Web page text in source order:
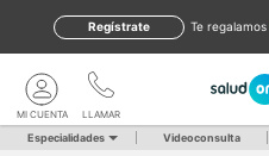
te regalamos
Regístrate
LLAMAR
MI CUENTA
Especialidades Videoconsulta